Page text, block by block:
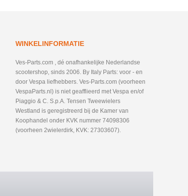
WINKELINFORMATIE
Ves-Parts.com , dé onafhankelijke Nederlandse
scootershop, sinds 2006. By Italy Parts: voor - en
door Vespa liefhebbers. Ves-Parts.com (voorheen
VespaParts.nl) is niet geafflieerd met Vespa en/of
Piaggio & C. S.p.A. Tensen Tweewielers
Westland is geregistreerd bij de Kamer van
Koophandel onder KVK nummer 74098306
(voorheen 2wielerdirk, KVK: 27303607).